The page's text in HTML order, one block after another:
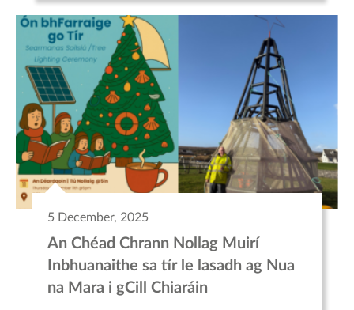
5 December, 2025
An Chéad Chrann Nollag Muirí
Inbhuanaithe sa tír le lasadh ag Nua
na Mara i gCill Chiaráin